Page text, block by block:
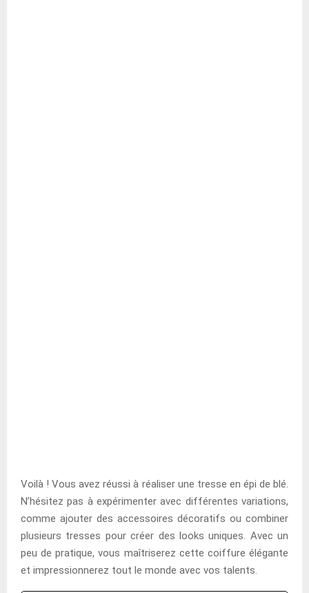
Voilà ! Vous avez réussi à réaliser une tresse en épi de blé.
N’hésitez pas à expérimenter avec différentes variations,
comme ajouter des accessoires décoratifs ou combiner
plusieurs tresses pour créer des looks uniques. Avec un
peu de pratique, vous maîtriserez cette coiffure élégante
et impressionnerez tout le monde avec vos talents.